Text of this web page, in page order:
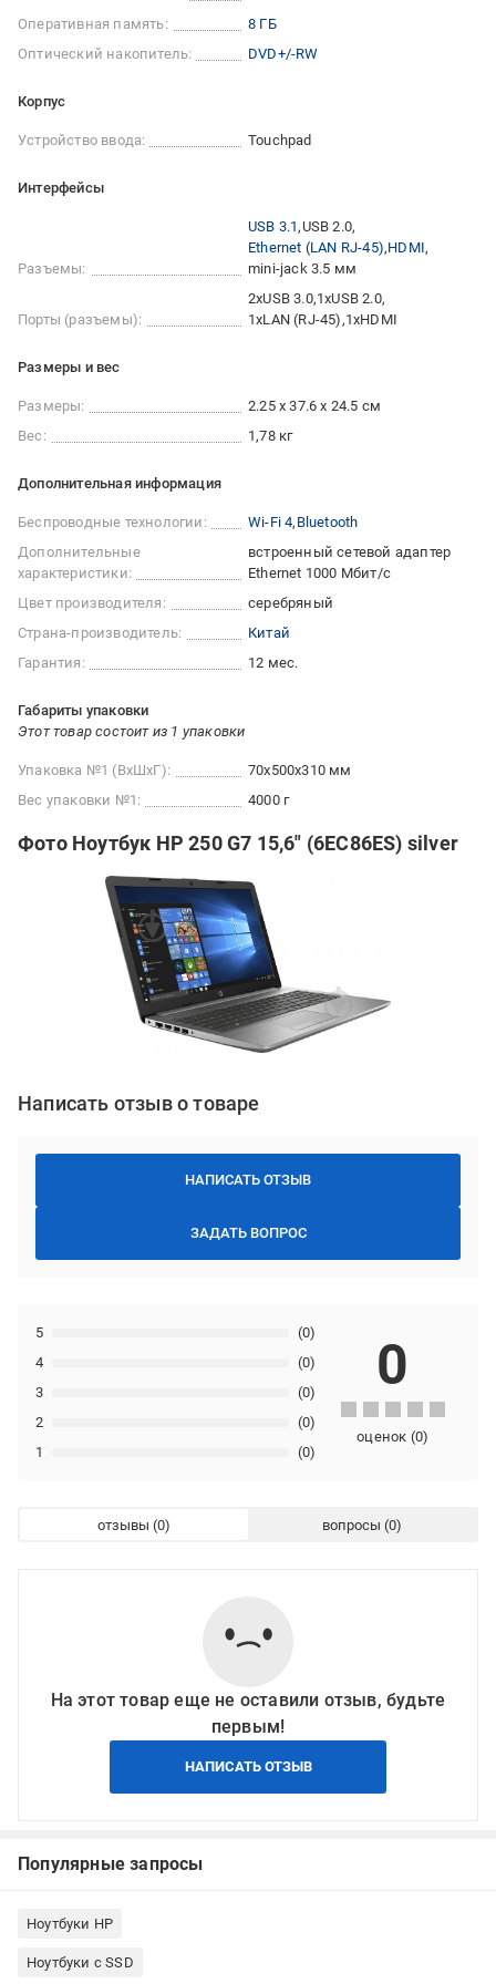
Оперативная память:
8 ГБ
Оптический накопитель:
DVD+/-RW
Корпус
Устройство ввода: Touchpad
Интерфейсы
Разъемы:
USB 3.1 USB 2.0
Ethernet (LAN RJ-45) HDMI
mini-jack 3.5 мм
Порты (разъемы):
2xUSB 3.0 1xUSB 2.0
1xLAN (RJ-45) 1xHDMI
Размеры и вес
Размеры:
2.25 х 37.6 х 24.5 см
Вес:
1,78 кг
Дополнительная информация
Беспроводные технологии: Wi-Fi 4 Bluetooth
Дополнительные
характеристики:
встроенный сетевой адаптер
Ethernet 1000 Мбит/с
Цвет производителя:
серебряный
Страна-производитель:
Китай
Гарантия:
12 мес.
Габариты упаковки
Этот товар состоит из 1 упаковки
Упаковка №1 (ВхШхГ):
70x500x310 мм
Вес упаковки №1:
4000 г
Фото Ноутбук HP 250 G7 15,6" (6EC86ES) silver
Написать отзыв о товаре
НАПИСАТЬ ОТЗЫВ
ЗАДАТЬ ВОПРОС
1 (0)
2 (0)
3 (0)
4 (0)
5 (0)
0
оценок (0)
отзывы вопросы
На этот товар еще не оставили отзыв, будьте
первым!
НАПИСАТЬ ОТЗЫВ
Популярные запросы
Ноутбуки HP
Ноутбуки с SSD